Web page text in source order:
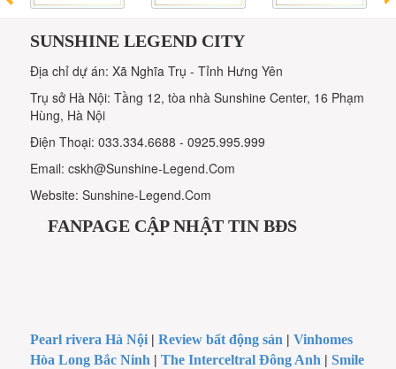
SUNSHINE LEGEND CITY
Địa chỉ dự án: Xã Nghĩa Trụ - Tỉnh Hưng Yên
Trụ sở Hà Nội: Tầng 12, tòa nhà Sunshine Center, 16 Phạm
Hùng, Hà Nội
Điện Thoại: 033.334.6688 - 0925.995.999
Email: cskh@Sunshine-Legend.Com
Website: Sunshine-Legend.Com
FANPAGE CẬP NHẬT TIN BĐS
Pearl rivera Hà Nội |Review bất động sản |Vinhomes
Hòa Long Bắc Ninh |The Interceltral Đông Anh |Smile